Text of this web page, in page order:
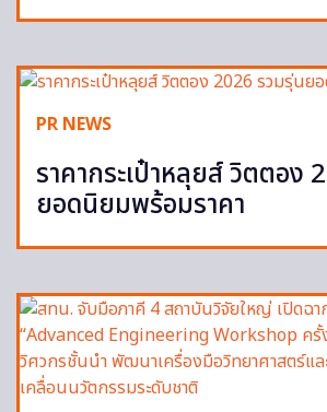
PR NEWS
ราคากระเป๋าหลุยส์ วิตตอง
ยอดนิยมพร้อมราคา